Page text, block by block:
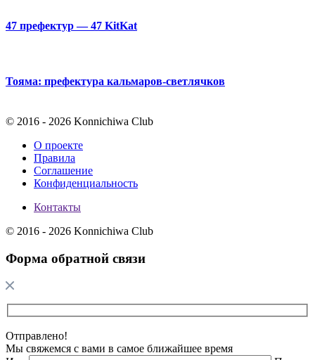
47 префектур — 47 KitKat
Тояма: префектура кальмаров-светлячков
© 2016 - 2026 Konnichiwa Club
О проекте
Правила
Соглашение
Конфиденциальность
Контакты
© 2016 - 2026 Konnichiwa Club
Форма обратной связи
Отправлено!
Мы свяжемся с вами в самое ближайшее время